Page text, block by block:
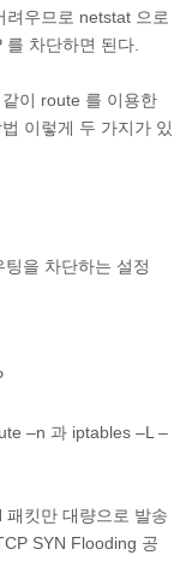
려우므로 netstat 으로
차단하면 된다.
이 route 를 이용한
이렇게 두 가지가 있
을 차단하는 설정
–n 과 iptables –L –
패킷만 대량으로 발송
SYN Flooding 공